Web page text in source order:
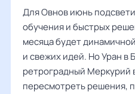
Для Овнов июнь
обучения и быстрых
месяца будет
и свежих идей. Но Уран в
ретроградный Меркурий
пересмотреть решения,